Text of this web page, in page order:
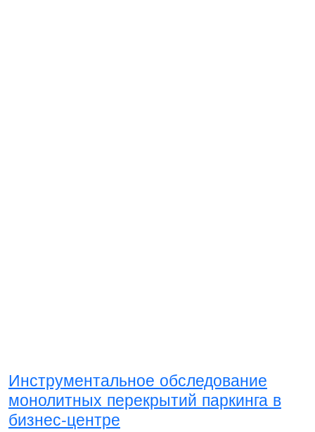
Инструментальное обследование
монолитных перекрытий паркинга в
бизнес-центре